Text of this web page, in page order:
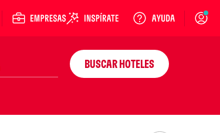
Login
BUSCAR HOTELES